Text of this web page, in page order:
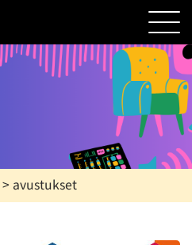
> avustukset